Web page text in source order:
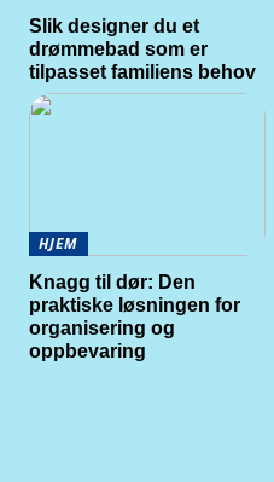
Slik designer du et
drømmebad som er
tilpasset familiens behov
HJEM
Knagg til dør: Den
praktiske løsningen for
organisering og
oppbevaring